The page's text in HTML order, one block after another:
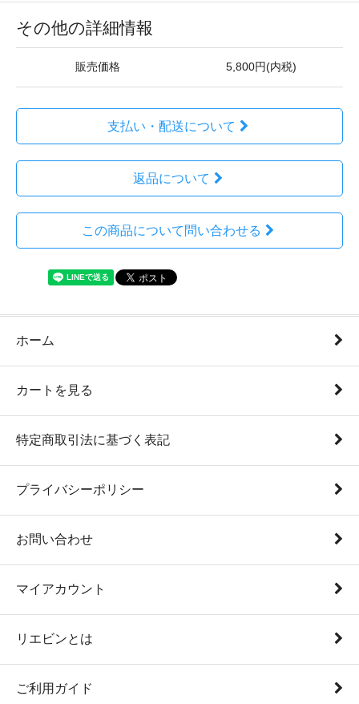
その他の詳細情報
販売価格 5,800円(内税)
支払い・配送について
返品について
この商品について問い合わせる
ホーム
カートを見る
特定商取引法に基づく表記
プライバシーポリシー
お問い合わせ
マイアカウント
リエビンとは
ご利用ガイド